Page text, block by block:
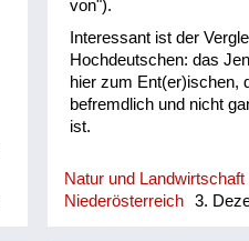
von").
Interessant ist der
Hochdeutschen: das
hier zum Ent(er)ischen,
befremdlich und nicht
ist.
Natur und Landwirtschaft
Niederösterreich
3.